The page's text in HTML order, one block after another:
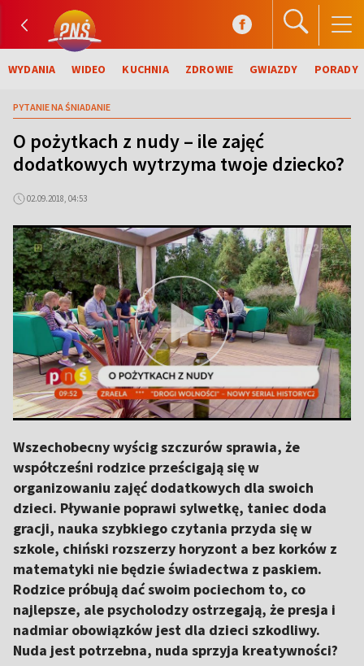
WYDANIA WIDEO KUCHNIA ZDROWIE GWIAZDY PORADY
PYTANIE NA ŚNIADANIE
O pożytkach z nudy – ile zajęć
dodatkowych wytrzyma twoje dziecko?
02.09.2018, 04:53
Wszechobecny wyścig szczurów sprawia, że
współcześni rodzice prześcigają się w
organizowaniu zajęć dodatkowych dla swoich
dzieci. Pływanie poprawi sylwetkę, taniec doda
gracji, nauka szybkiego czytania przyda się w
szkole, chiński rozszerzy horyzont a bez korków z
matematyki nie będzie świadectwa z paskiem.
Rodzice próbują dać swoim pociechom to, co
najlepsze, ale psycholodzy ostrzegają, że presja i
nadmiar obowiązków jest dla dzieci szkodliwy.
Nuda jest potrzebna, nuda sprzyja kreatywności?